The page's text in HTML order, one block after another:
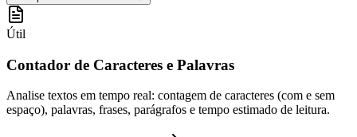
Útil
Contador de Caracteres e Palavras
Analise textos em tempo real: contagem de caracteres (com e sem
espaço), palavras, frases, parágrafos e tempo estimado de leitura.